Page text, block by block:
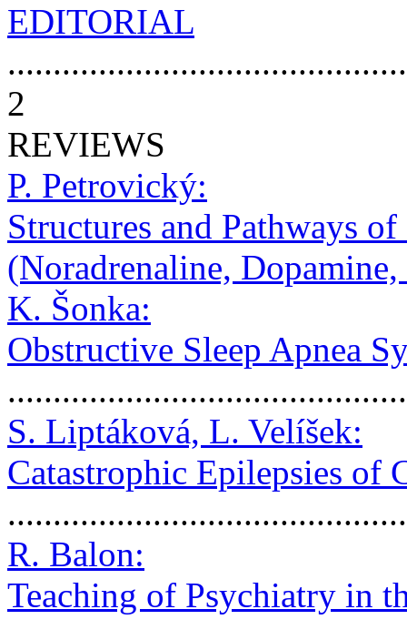
EDITORIAL
2
REVIEWS
P. Petrovický:
Structures and Pathways
(Noradrenaline,
K. Šonka:
Obstructive Sleep Apnea
S. Liptáková, L. Velíšek:
Catastrophic Epilepsies of
R. Balon:
Teaching of Psychiatry in